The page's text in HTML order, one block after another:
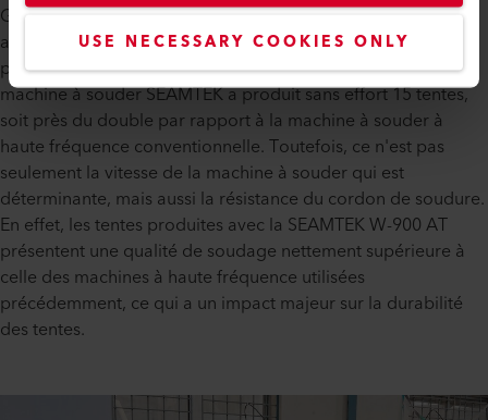
USE NECESSARY COOKIES ONLY
Grâce à la machine SEAMTEK de Leister, Skyroof Enterprises
a pu augmenter considérablement l'efficacité de sa
production. Sur une période de travail de huit heures, la
machine à souder SEAMTEK a produit sans effort 15 tentes,
soit près du double par rapport à la machine à souder à
haute fréquence conventionnelle. Toutefois, ce n'est pas
seulement la vitesse de la machine à souder qui est
déterminante, mais aussi la résistance du cordon de soudure.
En effet, les tentes produites avec la SEAMTEK W-900 AT
présentent une qualité de soudage nettement supérieure à
celle des machines à haute fréquence utilisées
précédemment, ce qui a un impact majeur sur la durabilité
des tentes.